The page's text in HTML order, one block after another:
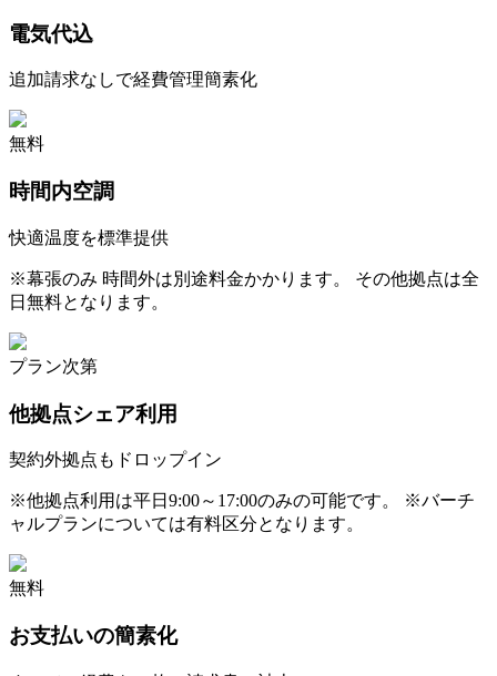
電気代込
追加請求なしで経費管理簡素化
無料
時間内空調
快適温度を標準提供
※幕張のみ 時間外は別途料金かかります。 その他拠点は全
日無料となります。
プラン次第
他拠点シェア利用
契約外拠点もドロップイン
※他拠点利用は平日9:00～17:00のみの可能です。 ※バーチ
ャルプランについては有料区分となります。
無料
お支払いの簡素化